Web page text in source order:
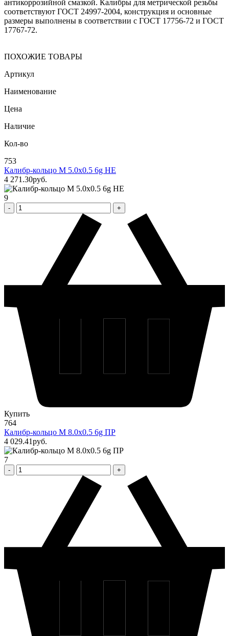
антикоррозийной смазкой. Калибры для метрической резьбы
соответствуют ГОСТ 24997-2004, конструкция и основные
размеры выполнены в соответствии с ГОСТ 17756-72 и ГОСТ
17767-72.
ПОХОЖИЕ ТОВАРЫ
Артикул
Наименование
Цена
Наличие
Кол-во
753
Калибр-кольцо М 5.0х0.5 6g НЕ
4 271 .30pуб.
9
Купить
764
Калибр-кольцо М 8.0х0.5 6g ПР
4 029.41pуб.
7